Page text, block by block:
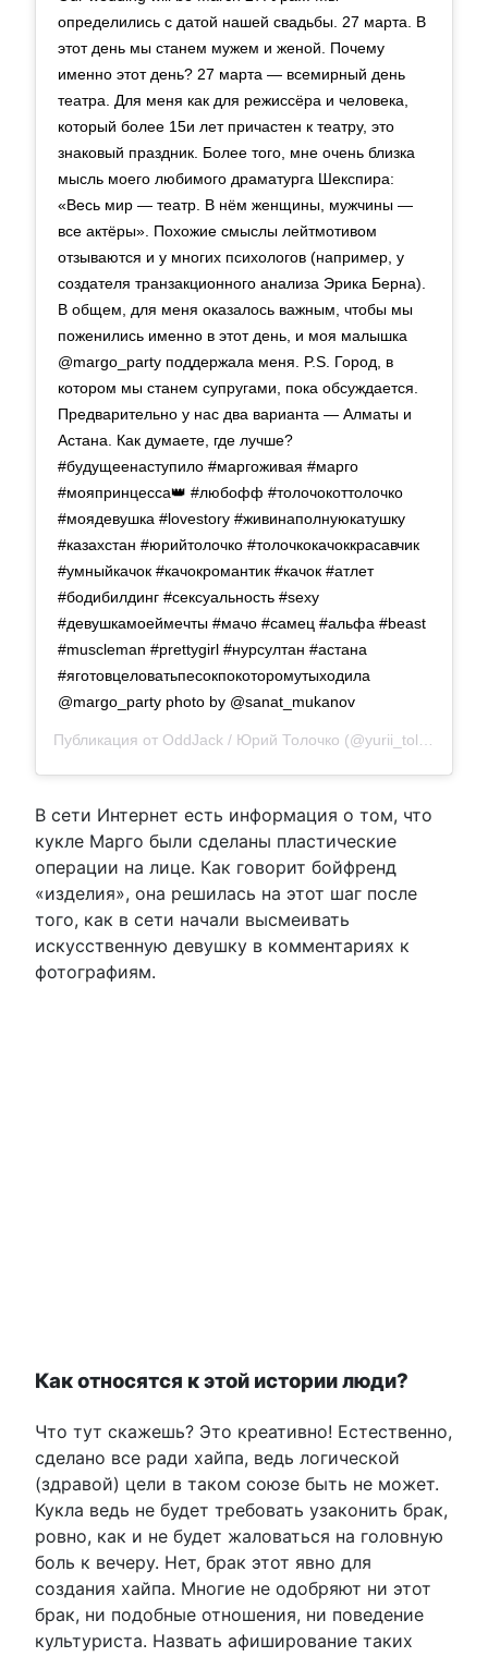
определились с датой нашей свадьбы. 27 марта. В
этот день мы станем мужем и женой. Почему
именно этот день? 27 марта — всемирный день
театра. Для меня как для режиссёра и человека,
который более 15и лет причастен к театру, это
знаковый праздник. Более того, мне очень близка
мысль моего любимого драматурга Шекспира:
«Весь мир — театр. В нём женщины, мужчины —
все актёры». Похожие смыслы лейтмотивом
отзываются и у многих психологов (например, у
создателя транзакционного анализа Эрика Берна).
В общем, для меня оказалось важным, чтобы мы
поженились именно в этот день, и моя малышка
@margo_party поддержала меня. P.S. Город, в
котором мы станем супругами, пока обсуждается.
Предварительно у нас два варианта — Алматы и
Астана. Как думаете, где лучше?
#будущеенаступило #маргоживая #марго
#мояпринцесса👑 #любофф #толочокоттолочко
#моядевушка #lovestory #живинаполнуюкатушку
#казахстан #юрийтолочко #толочкокачоккрасавчик
#умныйкачок #качокромантик #качок #атлет
#бодибилдинг #сексуальность #sexy
#девушкамоеймечты #мачо #самец #альфа #beast
#muscleman #prettygirl #нурсултан #астана
#яготовцеловатьпесокпокоторомутыходила
@margo_party photo by @sanat_mukanov
Публикация от OddJack / Юрий Толочко (@yurii_tolochko)
В сети Интернет есть информация о том, что
кукле Марго были сделаны пластические
операции на лице. Как говорит бойфренд
«изделия», она решилась на этот шаг после
того, как в сети начали высмеивать
искусственную девушку в комментариях к
фотографиям.
Как относятся к этой истории люди?
Что тут скажешь? Это креативно! Естественно,
сделано все ради хайпа, ведь логической
(здравой) цели в таком союзе быть не может.
Кукла ведь не будет требовать узаконить брак,
ровно, как и не будет жаловаться на головную
боль к вечеру. Нет, брак этот явно для
создания хайпа. Многие не одобряют ни этот
брак, ни подобные отношения, ни поведение
культуриста. Назвать афиширование таких